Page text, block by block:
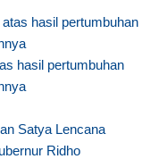
hasil pertumbuhan